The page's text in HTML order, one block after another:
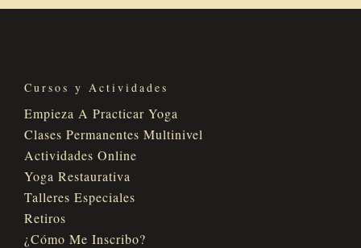
Cursos y Actividades
Empieza A Practicar Yoga
Clases Permanentes Multinivel
Actividades Online
Yoga Restaurativa
Talleres Especiales
Retiros
¿Cómo Me Inscribo?